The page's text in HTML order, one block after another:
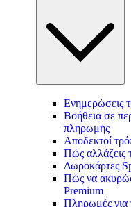
Ενημερώσεις
Βοήθεια σε
πληρωμής
Αποδεκτοί
Πώς αλλάζεις
Δωροκάρτες
Πώς να
Premium
Πληρωμές για